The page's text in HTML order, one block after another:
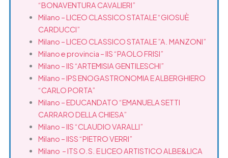
“BONAVENTURA CAVALIERI”
Milano – LICEO CLASSICO STATALE “GIOSUÈ
CARDUCCI”
Milano – LICEO CLASSICO STATALE ”A. MANZONI”
Milano e provincia – IIS “PAOLO FRISI”
Milano – IIS “ARTEMISIA GENTILESCHI”
Milano – IPS ENOGASTRONOMIA E ALBERGHIERO
“CARLO PORTA”
Milano – EDUCANDATO “EMANUELA SETTI
CARRARO DELLA CHIESA”
Milano – IIS “CLAUDIO VARALLI”
Milano – IISS “PIETRO VERRI”
Milano – ITS O.S. E LICEO ARTISTICO ALBE&LICA